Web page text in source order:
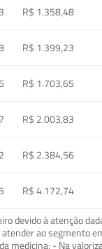
R$ 1.358,48
R$ 1.399,23
R$ 1.703,65
R$ 2.003,83
R$ 2.384,56
R$ 4.172,74
à atenção
ao
medicina; - Na